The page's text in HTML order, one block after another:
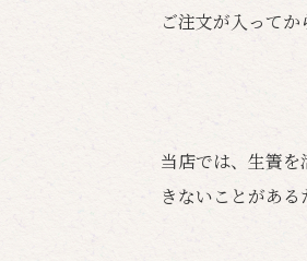
ご注文が入ってか
当店では、生簀
きないことがあ